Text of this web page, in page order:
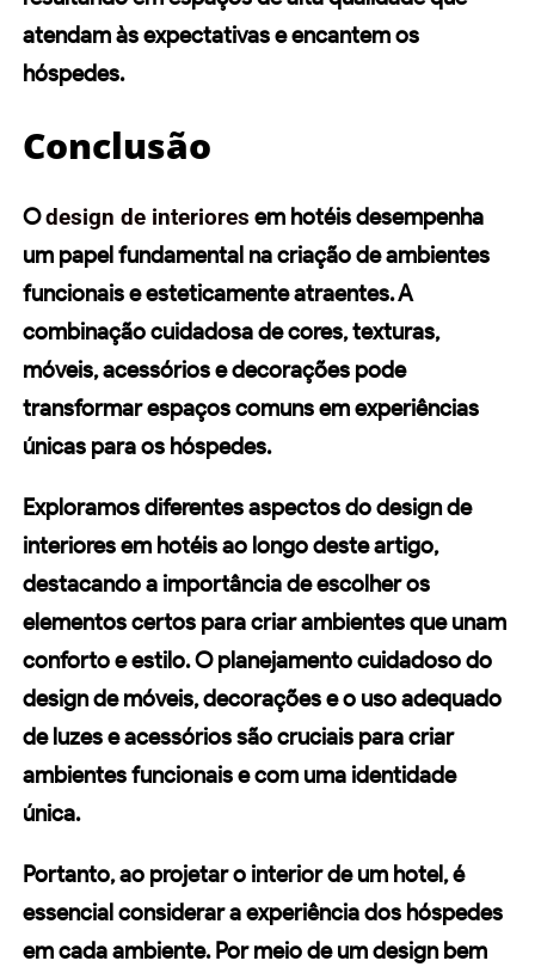
atendam às expectativas e encantem os
hóspedes.
Conclusão
Odesign de interiores em hotéis desempenha
um papel fundamental na criação deambientes
funcionaise esteticamente atraentes. A
combinação cuidadosa de cores, texturas,
móveis, acessórios e decorações pode
transformar espaços comuns em experiências
únicas para os hóspedes.
Exploramos diferentes aspectos do design de
interiores em hotéis ao longo deste artigo,
destacando a importância de escolher os
elementos certos para criar ambientes que unam
conforto e estilo. O planejamento cuidadoso do
design de móveis, decorações e o uso adequado
de luzes e acessórios são cruciais para criar
ambientes funcionais e com uma identidade
única.
Portanto, ao projetar o interior de um hotel, é
essencial considerar a experiência dos hóspedes
em cada ambiente. Por meio de um design bem